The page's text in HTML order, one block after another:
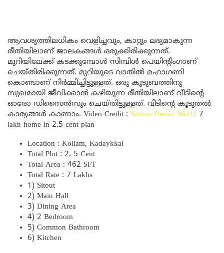
ആവശ്യത്തിലധികം വെളിച്ചവും, കാറ്റും ലഭ്യമാകുന്ന
രീതിയിലാണ് ജാലകങ്ങൾ ഒരുക്കിരിക്കുന്നത്.
മുറിയിലേക്ക് കടക്കുമ്പോൾ സിമ്പിൾ പെയിന്റിംഗാണ്
ചെയ്തിരിക്കുന്നത്. മുറിയുടെ വാതിൽ മഹാഗണി
കൊണ്ടാണ് നിർമ്മിച്ചിട്ടുള്ളത്. ഒരു കുടുബത്തിനു
സുഖമായി ജീവിക്കാൻ കഴിയുന്ന രീതിയിലാണ് വീടിന്റെ
ഓരോ ഡിസൈൻസും ചെയ്തിട്ടുള്ളത്. വീടിന്റെ കൂടുതൽ
കാര്യങ്ങൾ കാണാം. Video Credit : Nishas Dream World 7
lakh home in 2.5 cent plan
Location : Kollam, Kadaykkal
Total Plot : 2. 5 Cent
Total Area : 462 SFT
Total Rate : 7 Lakhs
1) Sitout
2) Main Hall
3) Dining Area
4) 2 Bedroom
5) Common Bathroom
6) Kitchen